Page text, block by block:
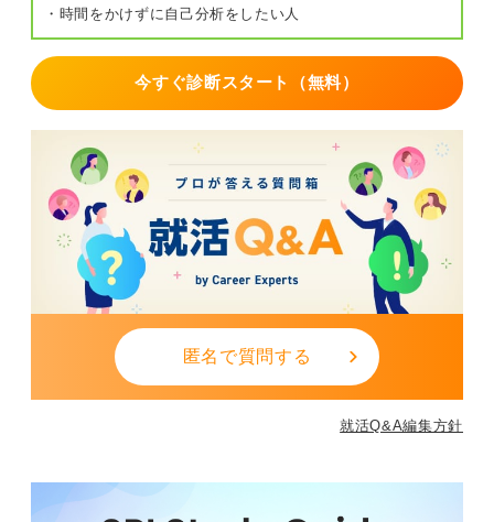
・時間をかけずに自己分析をしたい人
今すぐ診断スタート（無料）
匿名で質問する
就活Q&A編集方針